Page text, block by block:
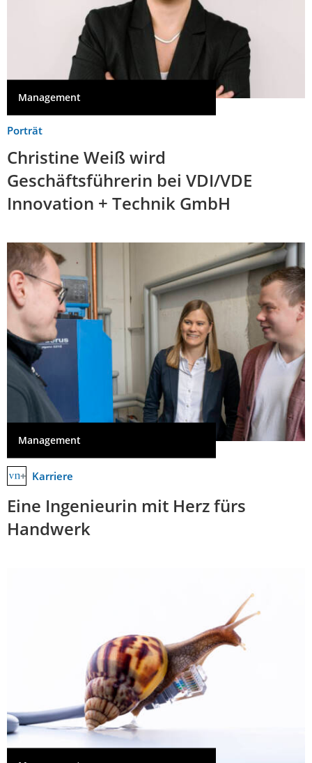
Management
Porträt
Christine Weiß wird
Geschäftsführerin bei VDI/VDE
Innovation + Technik GmbH
Management
Karriere
Eine Ingenieurin mit Herz fürs
Handwerk